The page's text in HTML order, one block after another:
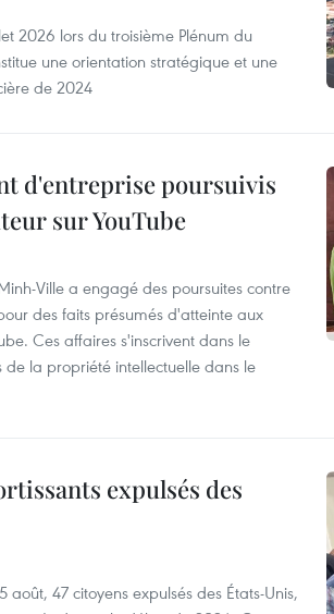
2026 lors du troisième Plénum du
une orientation stratégique et une
de 2024
d'entreprise poursuivis
sur YouTube
Ville a engagé des poursuites contre
des faits présumés d'atteinte aux
Ces affaires s'inscrivent dans le
la propriété intellectuelle dans le
expulsés des
47 citoyens expulsés des États-Unis,